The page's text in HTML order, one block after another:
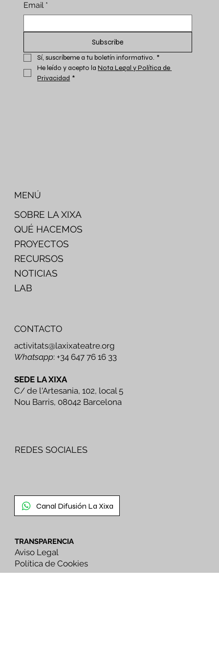
Email *
Subscribe
Sí, suscríbeme a tu boletín informativo. *
He leído y acepto la Nota Legal y Política de
Privacidad *
SOBRE LA XIXA
QUÉ HACEMOS
PROYECTOS
RECURSOS
NOTICIAS
LAB
MENÚ
CONTACTO
activitats@laxixateatre.org
Whatsapp: +34 647 76 16 33
SEDE LA XIXA
C/ de l'Artesania, 102, local 5
Nou Barris, 08042 Barcelona
REDES SOCIALES
Canal Difusión La Xixa
TRANSPARENCIA
Aviso Legal
Política de Cookies